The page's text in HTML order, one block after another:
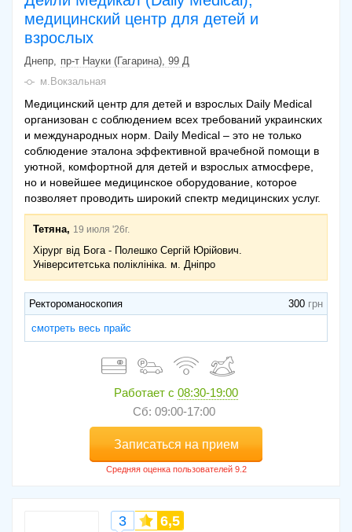
медицинский центр для детей и
взрослых
Днепр
пр-т Науки (Гагарина), 99 Д
м.Вокзальная
Медицинский центр для детей и взрослых Daily Medical
организован с соблюдением всех требований украинских
и международных норм. Daily Medical – это не только
соблюдение эталона эффективной врачебной помощи в
уютной, комфортной для детей и взрослых атмосфере,
но и новейшее медицинское оборудование, которое
позволяет проводить широкий спектр медицинских услуг.
Тетяна, 19 июля '26г.
Хірург від Бога - Полешко Сергій Юрійович.
Університетська поліклініка. м. Дніпро
Ректороманоскопия 300
смотреть весь прайс
Работает с 08:30-19:00
Сб: 09:00-17:00
Записаться на прием
3 6,5